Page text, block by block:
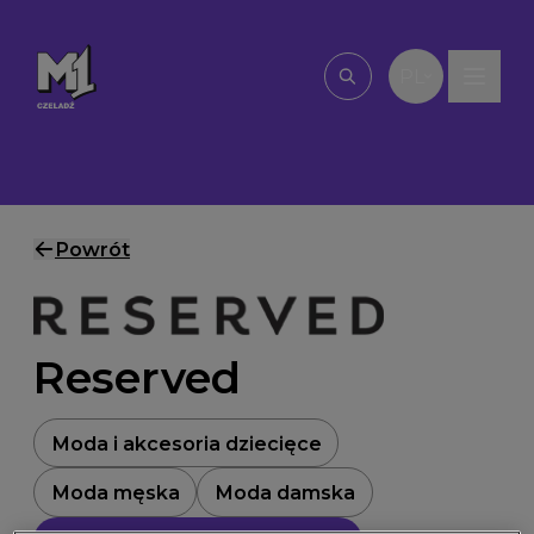
Wpisz, czego
Powrót
Reserved
Moda i akcesoria dziecięce
Moda męska Moda damska